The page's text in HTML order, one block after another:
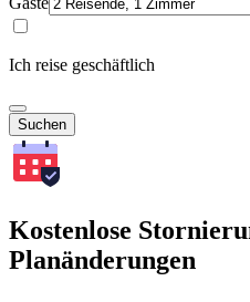
Ich reise geschäftlich
Suchen
Kostenlose
Planänderungen